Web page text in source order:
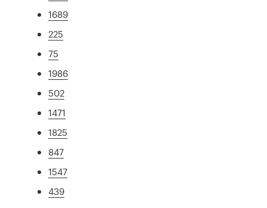
1689
225
75
1986
502
1471
1825
847
1547
439